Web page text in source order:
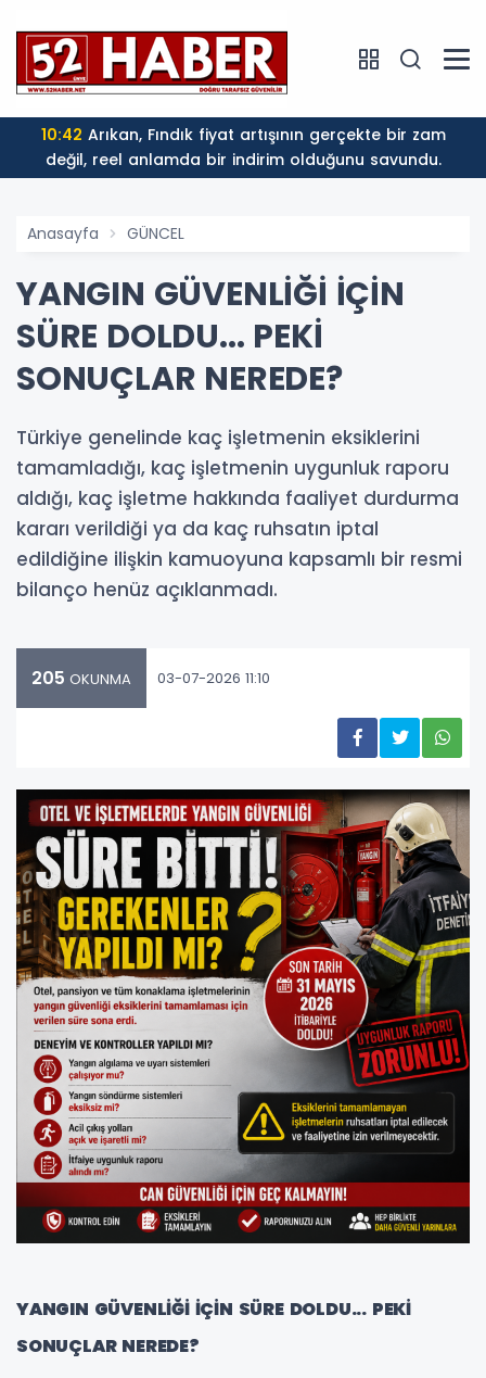
10:42
değil, reel anlamda bir indirim olduğunu savundu.
Anasayfa GÜNCEL
YANGIN GÜVENLİĞİ İÇİN
SÜRE DOLDU... PEKİ
SONUÇLAR NEREDE?
Türkiye genelinde kaç işletmenin eksiklerini
tamamladığı, kaç işletmenin uygunluk raporu
aldığı, kaç işletme hakkında faaliyet durdurma
kararı verildiği ya da kaç ruhsatın iptal
edildiğine ilişkin kamuoyuna kapsamlı bir resmi
bilanço henüz açıklanmadı.
205 OKUNMA 03-07-2026 11:10
YANGIN GÜVENLİĞİ İÇİN SÜRE DOLDU... PEKİ
SONUÇLAR NEREDE?